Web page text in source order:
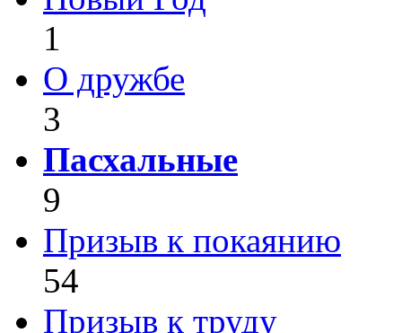
1
О дружбе
3
Пасхальные
9
Призыв к покаянию
54
Призыв к труду